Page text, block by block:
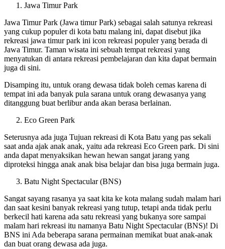
Jawa Timur Park
Jawa Timur Park (Jawa timur Park) sebagai salah satunya rekreasi
yang cukup populer di kota batu malang ini, dapat disebut jika
rekreasi jawa timur park ini icon rekreasi populer yang berada di
Jawa Timur. Taman wisata ini sebuah tempat rekreasi yang
menyatukan di antara rekreasi pembelajaran dan kita dapat bermain
juga di sini.
Disamping itu, untuk orang dewasa tidak boleh cemas karena di
tempat ini ada banyak pula sarana untuk orang dewasanya yang
ditanggung buat berlibur anda akan berasa berlainan.
Eco Green Park
Seterusnya ada juga Tujuan rekreasi di Kota Batu yang pas sekali
saat anda ajak anak anak, yaitu ada rekreasi Eco Green park. Di sini
anda dapat menyaksikan hewan hewan sangat jarang yang
diproteksi hingga anak anak bisa belajar dan bisa juga bermain juga.
Batu Night Spectacular (BNS)
Sangat sayang rasanya ya saat kita ke kota malang sudah malam hari
dan saat kesini banyak rekreasi yang tutup, tetapi anda tidak perlu
berkecil hati karena ada satu rekreasi yang bukanya sore sampai
malam hari rekreasi itu namanya Batu Night Spectacular (BNS)! Di
BNS ini Ada beberapa sarana permainan memikat buat anak-anak
dan buat orang dewasa ada juga.